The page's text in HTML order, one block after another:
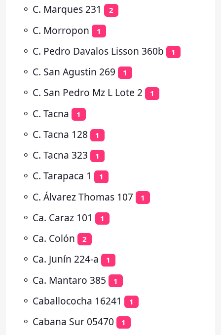
⚬ C. Marques 231 2
⚬ C. Morropon 1
⚬ C. Pedro Davalos Lisson 360b 1
⚬ C. San Agustin 269 1
⚬ C. San Pedro Mz L Lote 2 1
⚬ C. Tacna 1
⚬ C. Tacna 128 1
⚬ C. Tacna 323 1
⚬ C. Tarapaca 1 1
⚬ C. Álvarez Thomas 107 1
⚬ Ca. Caraz 101 1
⚬ Ca. Colón 2
⚬ Ca. Junín 224-a 1
⚬ Ca. Mantaro 385 1
⚬ Caballococha 16241 1
⚬ Cabana Sur 05470 1